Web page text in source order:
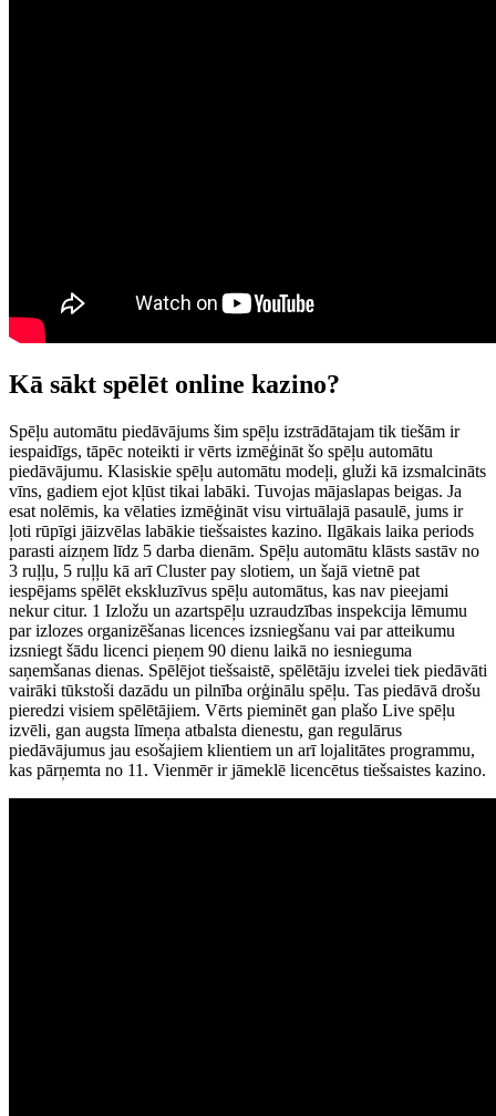
Kā sākt spēlēt online kazino?
Spēļu automātu piedāvājums šim spēļu izstrādātajam tik tiešām ir
iespaidīgs, tāpēc noteikti ir vērts izmēģināt šo spēļu automātu
piedāvājumu. Klasiskie spēļu automātu modeļi, gluži kā izsmalcināts
vīns, gadiem ejot kļūst tikai labāki. Tuvojas mājaslapas beigas. Ja
esat nolēmis, ka vēlaties izmēģināt visu virtuālajā pasaulē, jums ir
ļoti rūpīgi jāizvēlas labākie tiešsaistes kazino. Ilgākais laika periods
parasti aizņem līdz 5 darba dienām. Spēļu automātu klāsts sastāv no
3 ruļļu, 5 ruļļu kā arī Cluster pay slotiem, un šajā vietnē pat
iespējams spēlēt ekskluzīvus spēļu automātus, kas nav pieejami
nekur citur. 1 Izložu un azartspēļu uzraudzības inspekcija lēmumu
par izlozes organizēšanas licences izsniegšanu vai par atteikumu
izsniegt šādu licenci pieņem 90 dienu laikā no iesnieguma
saņemšanas dienas. Spēlējot tiešsaistē, spēlētāju izvelei tiek piedāvāti
vairāki tūkstoši dazādu un pilnība orģinālu spēļu. Tas piedāvā drošu
pieredzi visiem spēlētājiem. Vērts pieminēt gan plašo Live spēļu
izvēli, gan augsta līmeņa atbalsta dienestu, gan regulārus
piedāvājumus jau esošajiem klientiem un arī lojalitātes programmu,
kas pārņemta no 11. Vienmēr ir jāmeklē licencētus tiešsaistes kazino.